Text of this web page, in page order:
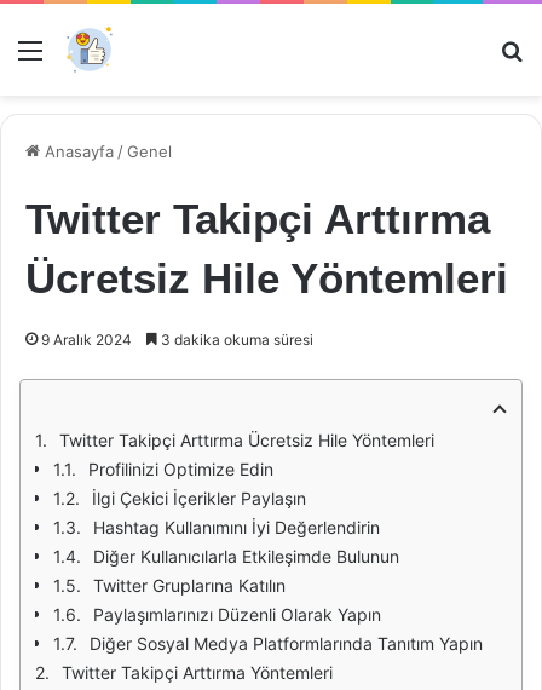
Menü
Anasayfa /Genel
Twitter Takipçi Arttırma
Ücretsiz Hile Yöntemleri
9 Aralık 2024 3 dakika okuma süresi
Twitter Takipçi Arttırma Ücretsiz Hile Yöntemleri
Profilinizi Optimize Edin
İlgi Çekici İçerikler Paylaşın
Hashtag Kullanımını İyi Değerlendirin
Diğer Kullanıcılarla Etkileşimde Bulunun
Twitter Gruplarına Katılın
Paylaşımlarınızı Düzenli Olarak Yapın
Diğer Sosyal Medya Platformlarında Tanıtım Yapın
Twitter Takipçi Arttırma Yöntemleri